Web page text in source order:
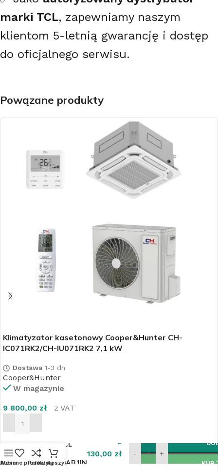
marki TCL, zapewniamy naszym
klientom 5-letnią gwarancję i dostęp
do oficjalnego serwisu.
Powązane produkty
Klimatyzator kasetonowy Cooper&Hunter CH-
IC071RK2/CH-IU071RK2 7,1 kW
Dostawa 1-3 dn
Cooper&Hunter
W magazynie
9 800,00 zł z VAT
DODAJ DO KOSZYKA
Menu produkty
PorównajKoszyk
Klimatyzator
ścienny TCL
Elite TAC-
12CHSD/XAB1IN
2
130,00 zł
- +
KUP